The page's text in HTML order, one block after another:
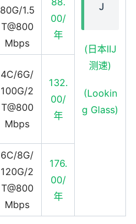
J
(日本IIJ
测速)
(Lookin
g Glass)
80G/1.5
T@800
Mbps
00/
年
4C/6G/
100G/2
T@800
Mbps
132.
00/
年
6C/8G/
120G/2
T@800
Mbps
176.
00/
年